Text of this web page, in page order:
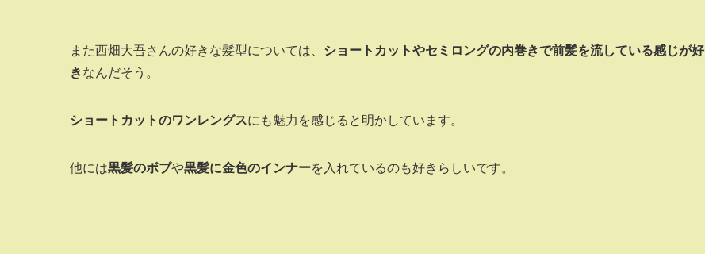
また西畑大吾さんの好きな髪型については、 ショートカットやセミロングの内巻きで前髪を流している感じが好
きなんだそう。
ショートカットのワンレングスにも魅力を感じると明かしています。
他には黒髪のボブや黒髪に金色のインナーを入れているのも好きらしいです。